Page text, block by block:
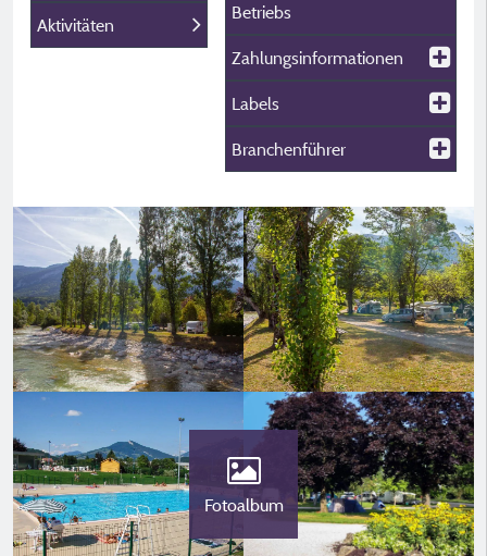
Aktivitäten
Betriebs
Zahlungsinformationen
Labels
Branchenführer
Fotoalbum